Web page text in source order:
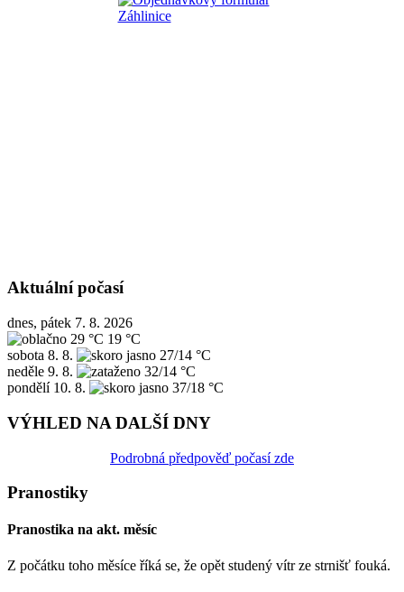
Aktuální počasí
dnes, pátek 7. 8. 2026
29 °C 19 °C
sobota 8. 8.
27/14 °C
neděle 9. 8.
32/14 °C
pondělí 10. 8. 37/18 °C
VÝHLED NA DALŠÍ DNY
Podrobná předpověď počasí zde
Pranostiky
Pranostika na akt. měsíc
Z počátku toho měsíce říká se, že opět studený vítr ze strnišť fouká.